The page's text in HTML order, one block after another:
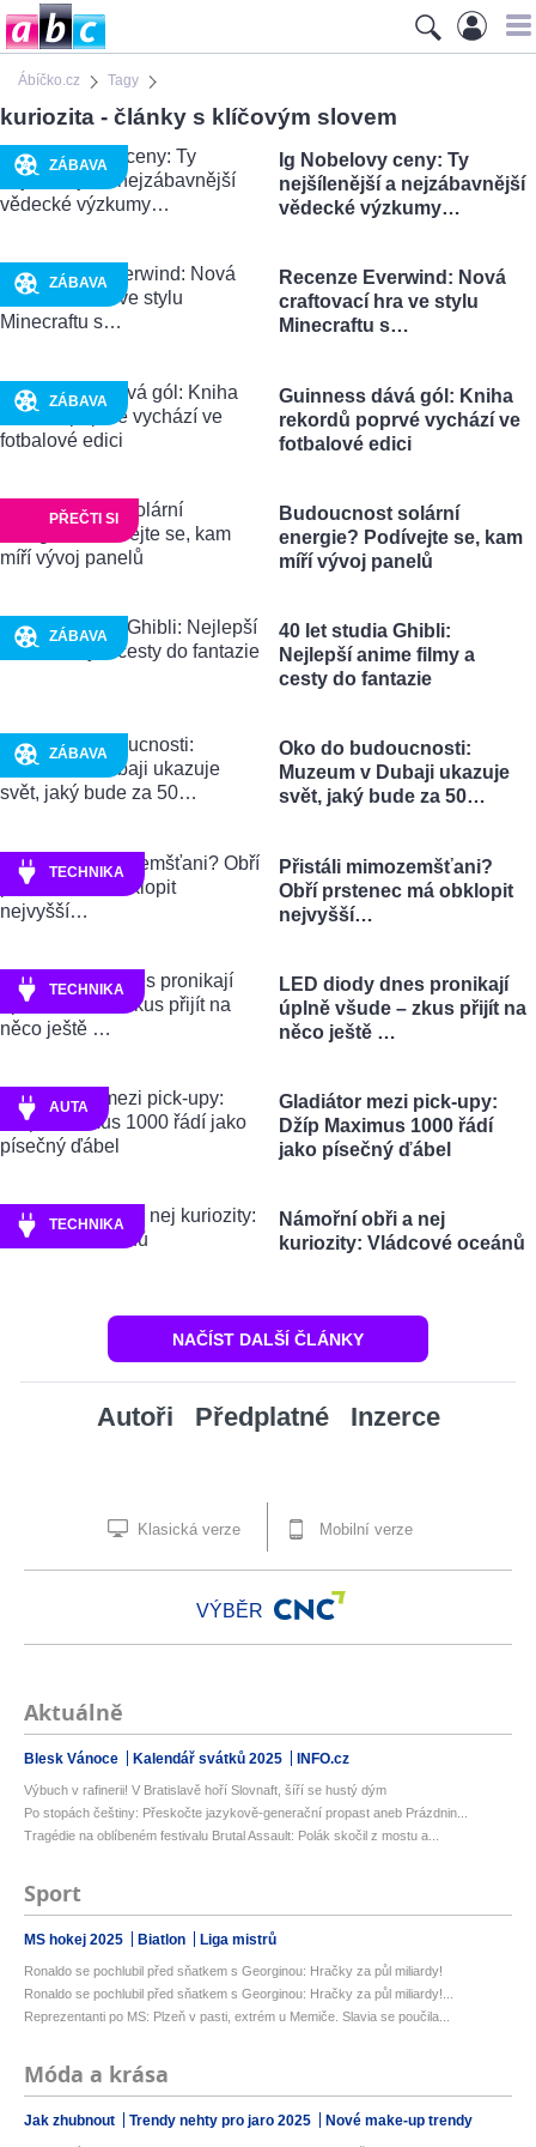
Ábíčko.cz Tagy
kuriozita - články s klíčovým slovem
ZÁBAVA
Ig Nobelovy ceny: Ty
nejšílenější a nejzábavnější
vědecké výzkumy…
ZÁBAVA
Recenze Everwind: Nová
craftovací hra ve stylu
Minecraftu s…
ZÁBAVA
Guinness dává gól: Kniha
rekordů poprvé vychází ve
fotbalové edici
PŘEČTI SI
Budoucnost solární
energie? Podívejte se, kam
míří vývoj panelů
ZÁBAVA
40 let studia Ghibli:
Nejlepší anime filmy a
cesty do fantazie
ZÁBAVA
Oko do budoucnosti:
Muzeum v Dubaji ukazuje
svět, jaký bude za 50…
TECHNIKA
Přistáli mimozemšťani?
Obří prstenec má obklopit
nejvyšší…
TECHNIKA
LED diody dnes pronikají
úplně všude – zkus přijít na
něco ještě …
AUTA
Gladiátor mezi pick-upy:
Džíp Maximus 1000 řádí
jako písečný ďábel
TECHNIKA
Námořní obři a nej
kuriozity: Vládcové oceánů
NAČÍST DALŠÍ ČLÁNKY
Autoři Předplatné Inzerce
Klasická verze Mobilní verze
VÝBĚR
Aktuálně
Blesk Vánoce Kalendář svátků 2025 INFO.cz
Výbuch v rafinerii! V Bratislavě hoří Slovnaft, šíří se hustý dým
Po stopách češtiny: Přeskočte jazykově-generační propast aneb Prázdnin...
Tragédie na oblíbeném festivalu Brutal Assault: Polák skočil z mostu a...
Sport
MS hokej 2025 Biatlon Liga mistrů
Ronaldo se pochlubil před sňatkem s Georginou: Hračky za půl miliardy!
Ronaldo se pochlubil před sňatkem s Georginou: Hračky za půl miliardy!...
Reprezentanti po MS: Plzeň v pasti, extrém u Memiče. Slavia se poučila...
Móda a krása
Jak zhubnout Trendy nehty pro jaro 2025 Nové make-up trendy